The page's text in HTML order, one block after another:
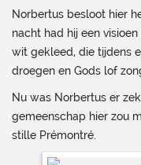
Norbertus besloot hier
nacht had hij een
wit gekleed, die tijdens
droegen en Gods lof
Nu was Norbertus er
gemeenschap hier zou
stille Prémontré.